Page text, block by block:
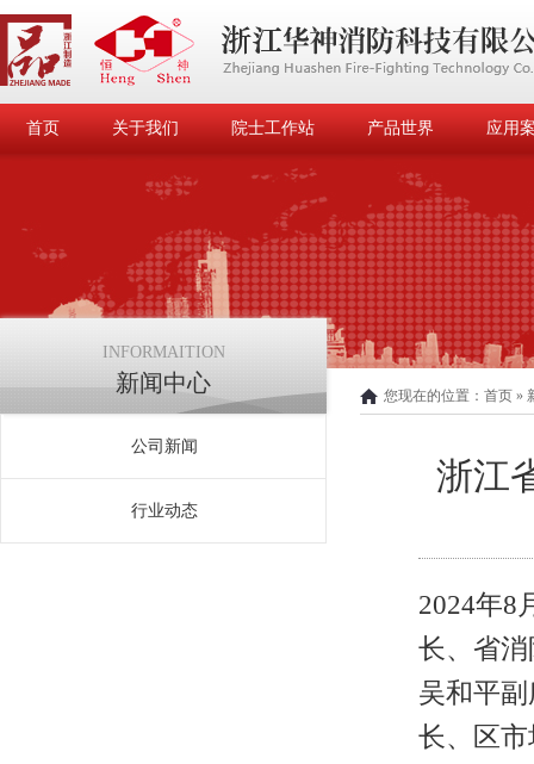
首页 关于我们 院士工作站 产品世界 应用
INFORMAITION
新闻中心
公司新闻
行业动态
您现在的位置： 首页 »
浙江
2024年8
长、 省
吴和平
长、
区